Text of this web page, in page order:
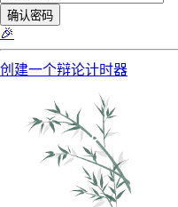
确认密码
🎉
创建一个辩论计时器